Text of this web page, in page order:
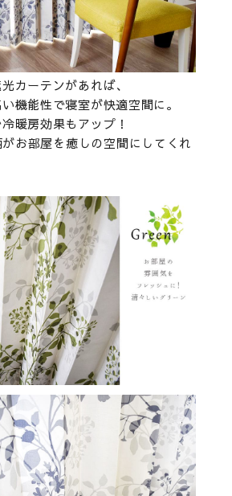
カーテンがあれば、
機能性で寝室が快適空間に。
暖房効果もアップ！
お部屋を癒しの空間にしてくれ